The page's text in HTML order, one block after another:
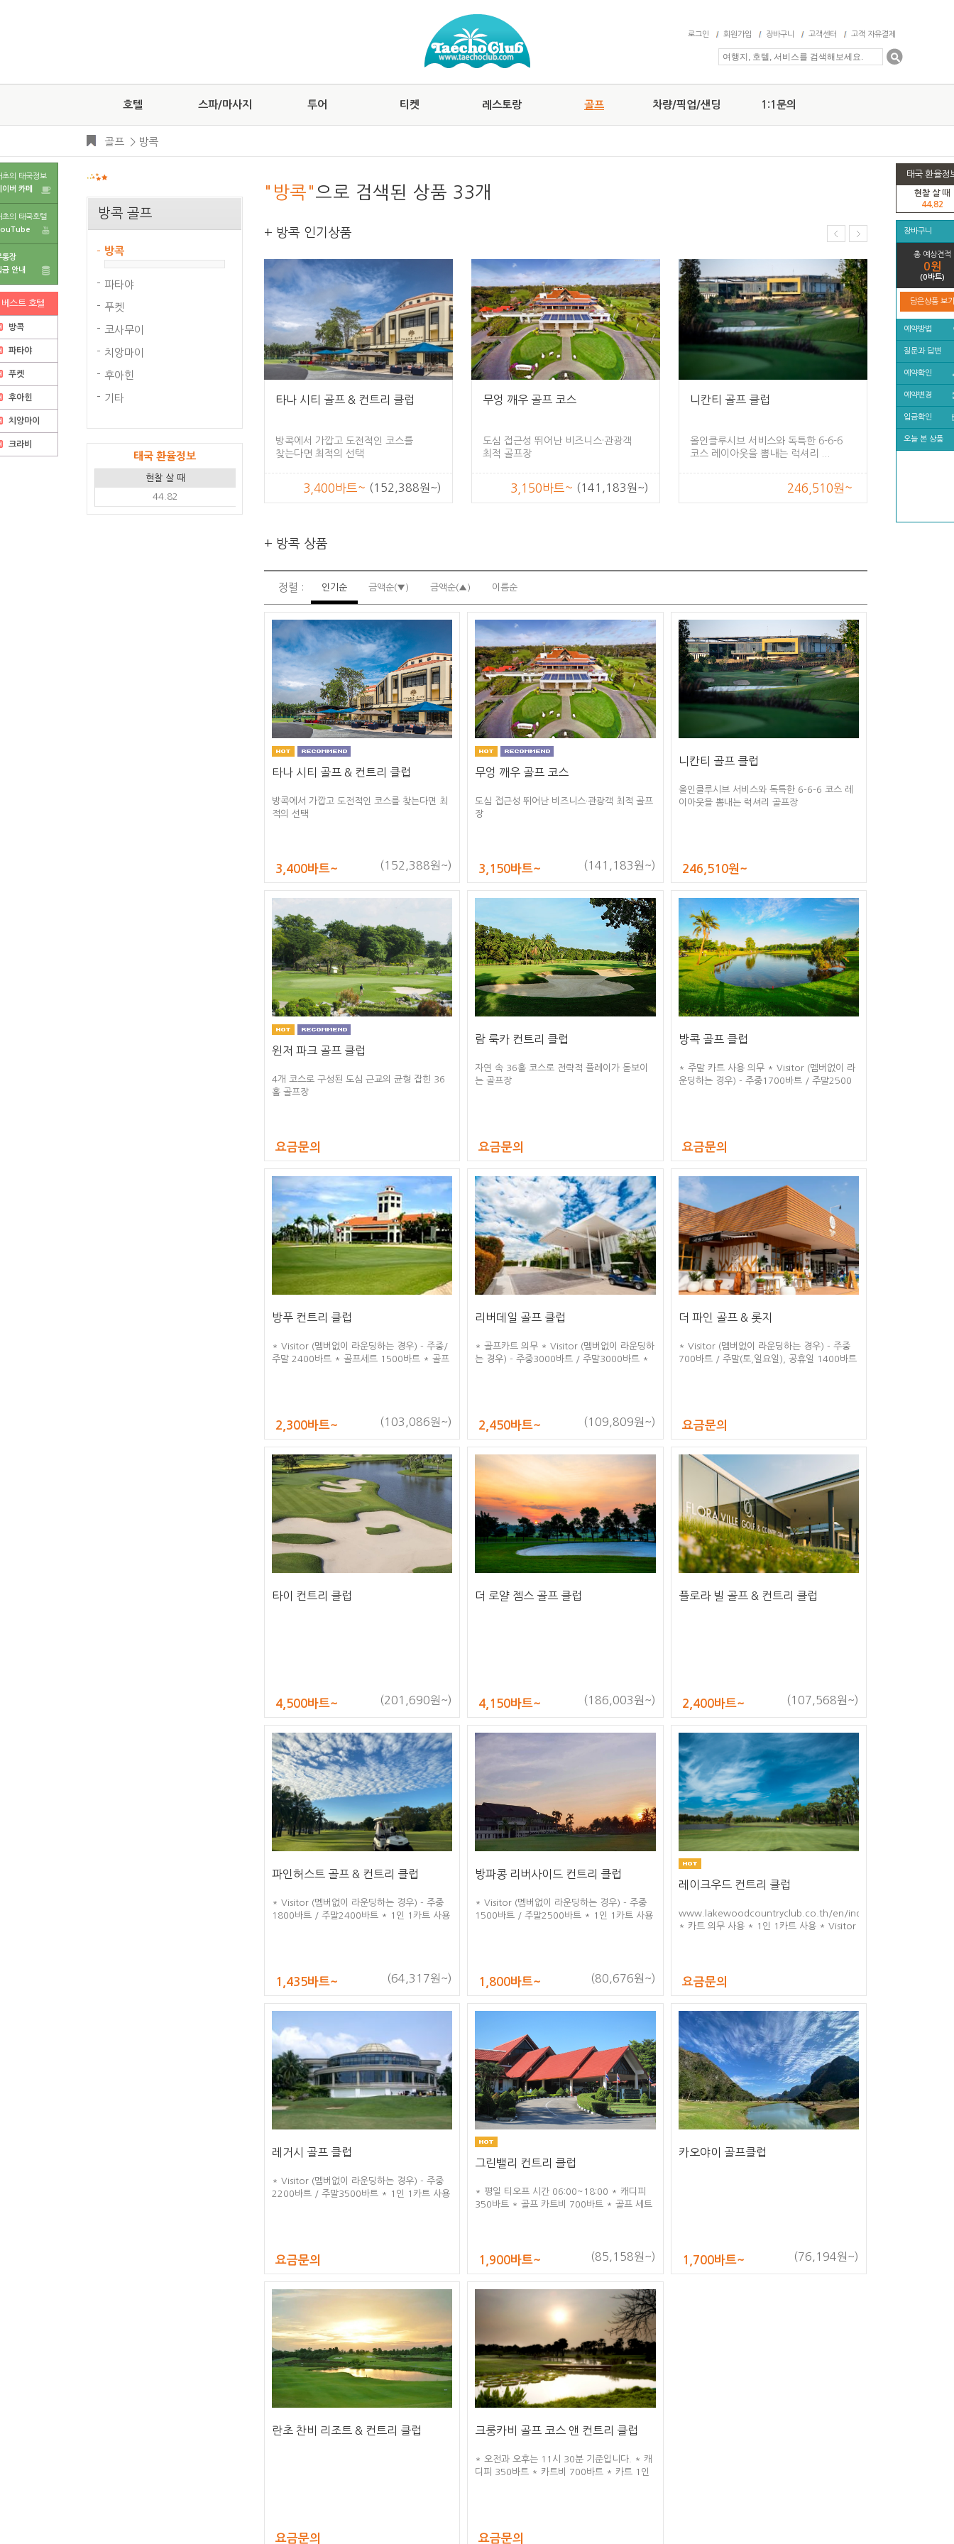
태국 환율정
현찰 살 때
44.82
장바구니
총 예상견적
0원
(0바트)
담은상품 보기
예약방법
질문과 답변
예약확인
예약변경
입금확인
오늘 본 상품
초의 태국정보
이버 카페
초의 태국호텔
통장
금 안내
베스트 호텔
방콕
파타야
푸켓
후아힌
치앙마이
크라비
로그인 회원가입 장바구니 고객센터 고객 자유결제
호텔 스파/마사지 투어 티켓 레스토랑 골프 차량/픽업/샌딩 1:1문의
골프 > 방콕
방콕 골프
방콕
파타야
푸켓
코사무이
치앙마이
후아힌
기타
태국 환율정보
현찰 살 때
44.82
"방콕"으로 검색된 상품 33개
+ 방콕 인기상품
타나 시티 골프 & 컨트리 클럽
방콕에서 가깝고 도전적인 코스를
찾는다면 최적의 선택
3,400바트~ (152,388원~)
무엉 깨우 골프 코스
도심 접근성 뛰어난 비즈니스·관광객
최적 골프장
3,150바트~ (141,183원~)
니칸티 골프 클럽
올인클루시브 서비스와 독특한 6-6-6
코스 레이아웃을 뽐내는 럭셔리 ...
246,510원~
+ 방콕 상품
정렬 : 인기순 금액순(▼) 금액순(▲) 이름순
타나 시티 골프 & 컨트리 클럽
방콕에서 가깝고 도전적인 코스를 찾는다면 최
적의 선택
3,400바트~ (152,388원~)
무엉 깨우 골프 코스
도심 접근성 뛰어난 비즈니스·관광객 최적 골프
장
3,150바트~ (141,183원~)
니칸티 골프 클럽
올인클루시브 서비스와 독특한 6-6-6 코스 레
이아웃을 뽐내는 럭셔리 골프장
246,510원~
윈저 파크 골프 클럽
4개 코스로 구성된 도심 근교의 균형 잡힌 36
홀 골프장
요금문의
람 룩카 컨트리 클럽
자연 속 36홀 코스로 전략적 플레이가 돋보이
는 골프장
요금문의
방콕 골프 클럽
* 주말 카트 사용 의무 * Visitor (멤버없이 라
운딩하는 경우) - 주중1700바트 / 주말2500
니다. * Golf Set 렌탈비 1200바트 * Golf
탈비 100바트
요금문의
방푸 컨트리 클럽
* Visitor (멤버없이 라운딩하는 경우) - 주중/
주말 2400바트 * 골프세트 1500바트 * 골프
2,300바트~ (103,086원~)
리버데일 골프 클럽
* 골프카트 의무 * Visitor (멤버없이 라운딩하
는 경우) - 주중3000바트 / 주말3000바트 *
2,450바트~ (109,809원~)
더 파인 골프 & 롯지
* Visitor (멤버없이 라운딩하는 경우) - 주중
700바트 / 주말(토,일요일), 공휴일 1400바트
요금문의
타이 컨트리 클럽
4,500바트~ (201,690원~)
더 로얄 젬스 골프 클럽
4,150바트~ (186,003원~)
플로라 빌 골프 & 컨트리 클럽
2,400바트~ (107,568원~)
파인허스트 골프 & 컨트리 클럽
* Visitor (멤버없이 라운딩하는 경우) - 주중
1800바트 / 주말2400바트 * 1인 1카트 사용
1,435바트~ (64,317원~)
방파콩 리버사이드 컨트리 클럽
* Visitor (멤버없이 라운딩하는 경우) - 주중
1500바트 / 주말2500바트 * 1인 1카트 사용
1,800바트~ (80,676원~)
레이크우드 컨트리 클럽
www.lakewoodcountryclub.co.th/en/index.php
* 카트 의무 사용 * 1인 1카트 사용 * Visitor
요금문의
레거시 골프 클럽
* Visitor (멤버없이 라운딩하는 경우) - 주중
2200바트 / 주말3500바트 * 1인 1카트 사용
요금문의
그린밸리 컨트리 클럽
* 평일 티오프 시간 06:00~18:00 * 캐디피
350바트 * 골프 카트비 700바트 * 골프 세트
서 플레이하는 멤버가 아닌 플레이어) 주중
2500바트 / 주말 4000바트 * 주말 타임
06:00~08:00, 11:00~13:00 * 18홀 / 9홀
1,900바트~ (85,158원~)
카오야이 골프클럽
1,700바트~ (76,194원~)
란초 찬비 리조트 & 컨트리 클럽
요금문의
크룽카비 골프 코스 앤 컨트리 클럽
* 오전과 오후는 11시 30분 기준입니다. * 캐
디피 350바트 * 카트비 700바트 * 카트 1인
요금문의